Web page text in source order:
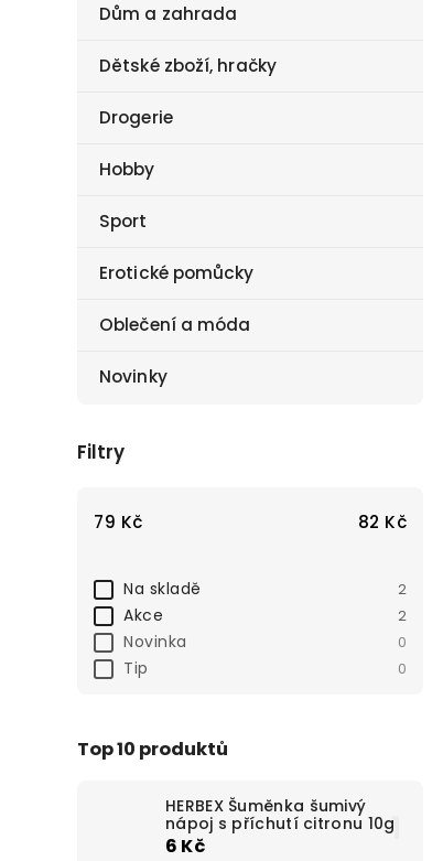
Dům a zahrada
Dětské zboží, hračky
Drogerie
Hobby
Sport
Erotické pomůcky
Oblečení a móda
Novinky
Filtry
79 Kč 82 Kč
Na skladě 2
Akce 2
Novinka 0
Tip 0
Top 10 produktů
HERBEX Šuměnka šumivý
nápoj s příchutí citronu 10g
6 Kč